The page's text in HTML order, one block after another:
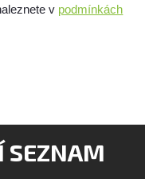
v podmínkách
SEZNAM